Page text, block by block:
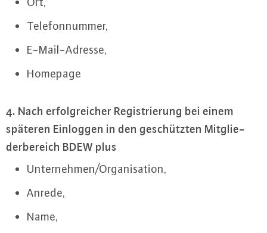
Te­le­fon­num­mer,
E-Mail-Adres­se,
Homepage
4. Nach er­folg­rei­cher Re­gis­trie­rung bei einem
späteren Einloggen in den ge­schütz­ten Mit­glie­
der­be­reich BDEW plus
Un­ter­neh­men/Or­ga­ni­sa­ti­on,
Anrede,
Name,